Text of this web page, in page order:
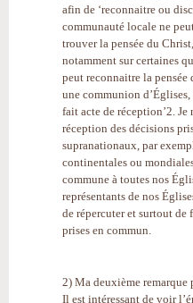
afin de ‘reconnaitre ou
communauté locale ne
trouver la pensée du
notamment sur certaines
peut reconnaitre la
une communion
fait acte de réception’2. Je
réception des décisions
supranationaux, par
continentales ou
commune à toutes nos
représentants de nos
de répercuter et surtout
prises en commun.
2) Ma deuxième remarque
Il est intéressant de voir